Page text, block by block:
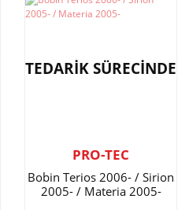
TEDARİK SÜRECİNDE
PRO-TEC
Bobin Terios 2006- / Sirion
2005- / Materia 2005-